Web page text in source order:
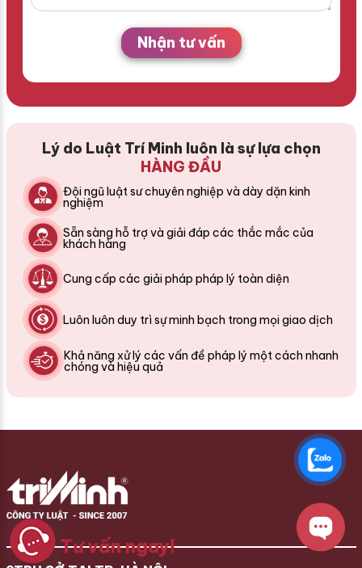
Nhận tư vấn
Lý do Luật Trí Minh luôn là sự lựa chọn
HÀNG ĐẦU
Đội ngũ luật sư chuyên nghiệp và dày dặn kinh
nghiệm
Sẵn sàng hỗ trợ và giải đáp các thắc mắc của
khách hàng
Cung cấp các giải pháp pháp lý toàn diện
Luôn luôn duy trì sự minh bạch trong mọi giao dịch
Khả năng xử lý các vấn đề pháp lý một cách nhanh
chóng và hiệu quả
Tư vấn ngay!